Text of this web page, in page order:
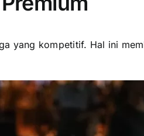
yang kompetitif. Hal ini